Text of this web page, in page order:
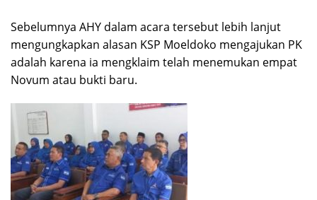
Sebelumnya AHY dalam acara tersebut lebih lanjut
mengungkapkan alasan KSP Moeldoko mengajukan PK
adalah karena ia mengklaim telah menemukan empat
Novum atau bukti baru.